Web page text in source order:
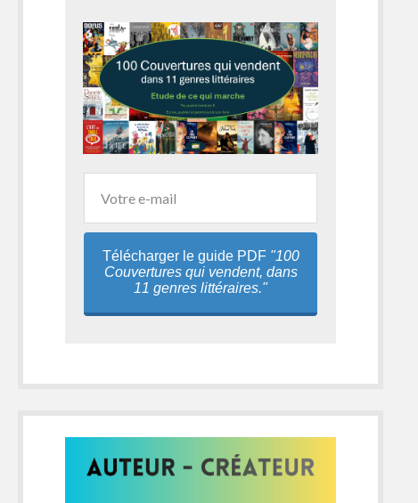
Télécharger le guide PDF "100
Couvertures qui vendent, dans
11 genres littéraires."